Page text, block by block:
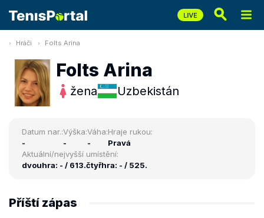
Hráči Folts Arina
Folts Arina
žena Uzbekistán
Datum nar.:
-
Výška:
-
Váha:
-
Hraje rukou:
Pravá
Aktuální/nejvyšší umístění:
dvouhra: - / 613.čtyřhra: - / 525.
Příští zápas